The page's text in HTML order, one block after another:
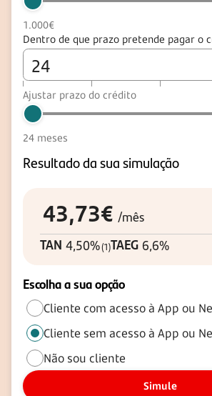
1.000€
Dentro de que prazo pretende pagar o
Prazo em meses. Pode escrever o prazo
Ajustar prazo do crédito
24 meses
Resultado da sua simulação
43,73€ /mês
TAN 4,50%(1)TAEG 6,6%
Escolha a sua opção
Cliente com acesso à App ou
Cliente sem acesso à App ou
Não sou cliente
Simule